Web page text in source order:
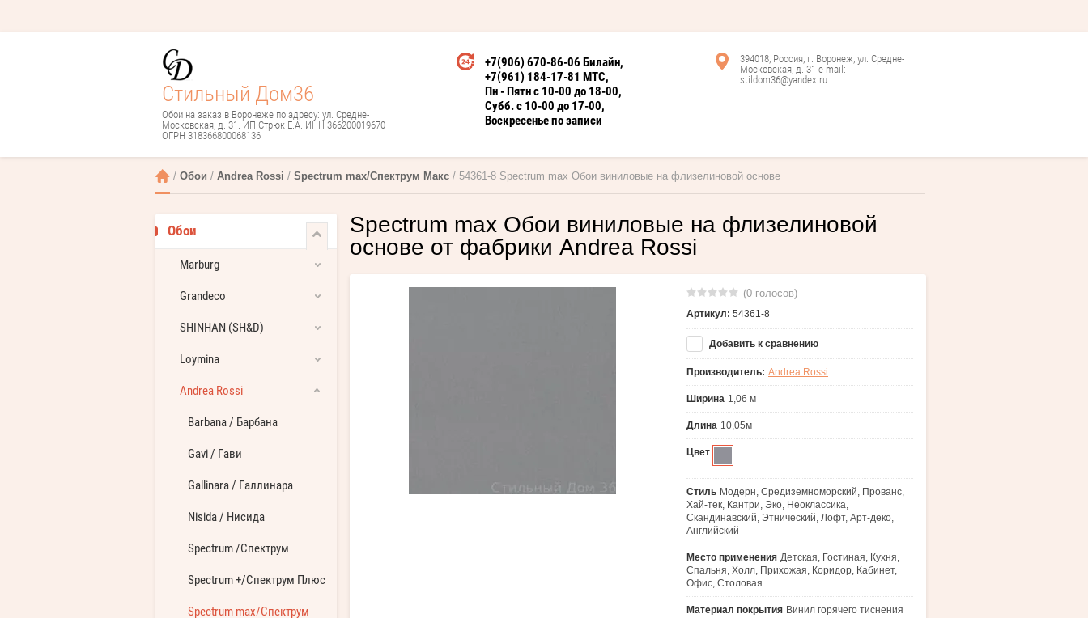
Стильный Дом36
Обои на заказ в Воронеже по адресу: ул. Средне-
Московская, д. 31. ИП Стрюк Е.А. ИНН 366200019670
ОГРН 318366800068136
+7(906) 670-86-06 Билайн
+7(961) 184-17-81 МТС
Пн - Пятн с 10-00 до 18-00
Субб. с 10-00 до 17-00
Воскресенье по записи
394018, Россия, г. Воронеж, ул. Средне-
Московская, д. 31 e-mail:
stildom36@yandex.ru
/ Обои / Andrea Rossi / Spectrum max/Спектрум Макс / 54361-8 Spectrum max Обои виниловые на флизелиновой основе
Обои
Marburg
Grandeco
SHINHAN (SH&D)
Loymina
Andrea Rossi
Barbana / Барбана
Gavi / Гави
Gallinara / Галлинара
Nisida / Нисида
Spectrum /Спектрум
Spectrum +/Спектрум Плюс
Spectrum max/Спектрум
Spectrum max Обои виниловые на флизелиновой
основе от фабрики Andrea Rossi
(0 голосов)
Артикул: 54361-8
Добавить к сравнению
Производитель: Andrea Rossi
Ширина 1,06 м
Длина 10,05м
Цвет
Стиль Модерн, Средиземноморский, Прованс,
Хай-тек, Кантри, Эко, Неоклассика,
Скандинавский, Этнический, Лофт, Арт-деко,
Английский
Место применения Детская, Гостиная, Кухня,
Спальня, Холл, Прихожая, Коридор, Кабинет,
Офис, Столовая
Материал покрытия Винил горячего тиснения